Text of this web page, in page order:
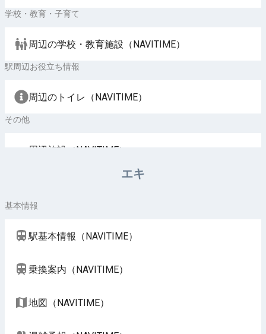
学校・教育・子育て
周辺の学校・教育施設（NAVITIME）
駅周辺お役立ち情報
周辺のトイレ（NAVITIME）
その他
周辺施設（NAVITIME）
エキ
基本情報
駅基本情報（NAVITIME）
乗換案内（NAVITIME）
地図（NAVITIME）